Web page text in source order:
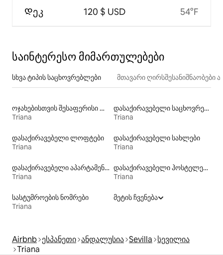
Დეკ 120 $ USD 54°F
საინტერესო მიმართულებები
სხვა ტიპის საცხოვრებლები მთავარი
ოჯახებისთვის შესაფერისი დასაქირავებელი საცხოვრებლები
Triana
დასაქირავებელი საცხოვრებლები აუზებით
Triana
დასაქირავებელი ლოფტები
Triana
დასაქირავებელი სახლები
Triana
დასაქირავებელი აპარტამენტები
Triana
დასაქირავებელი ჰოსტელები
Triana
სასტუმროების ნომრები
Triana
მეტის ჩვენება
Airbnb ესპანეთი ანდალუსია Sevilla სევილია
Triana